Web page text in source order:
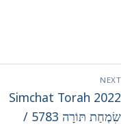
NEXT
Next
post:
Simchat Torah 2022
/ שִׂמְחַת תּוֹרָה 5783